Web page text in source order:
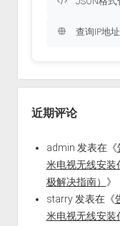
查询IP地
近期评论
admin 发表在《
米电视无线安装
极解决指南） 》
starry发表在《
米电视无线安装